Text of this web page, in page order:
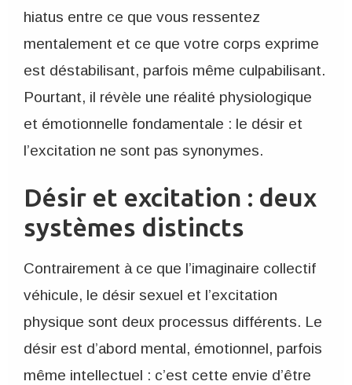
hiatus entre ce que vous ressentez
mentalement et ce que votre corps exprime
est déstabilisant, parfois même culpabilisant.
Pourtant, il révèle une réalité physiologique
et émotionnelle fondamentale : le désir et
l’excitation ne sont pas synonymes.
Désir et excitation : deux
systèmes distincts
Contrairement à ce que l’imaginaire collectif
véhicule, le désir sexuel et l’excitation
physique sont deux processus différents. Le
désir est d’abord mental, émotionnel, parfois
même intellectuel : c’est cette envie d’être